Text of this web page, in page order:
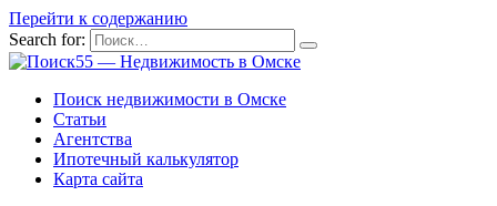
Перейти к содержанию
Search for:
Поиск недвижимости в Омске
Статьи
Агентства
Ипотечный калькулятор
Карта сайта